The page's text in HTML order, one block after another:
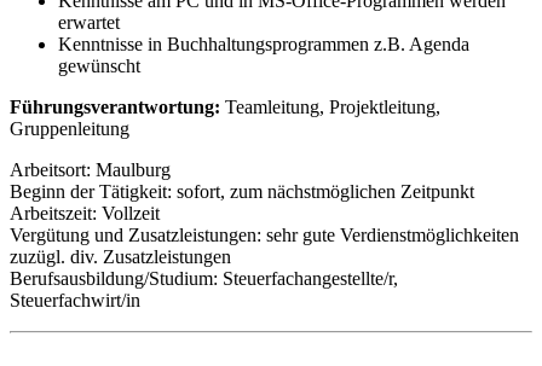
erwartet
Kenntnisse in Buchhaltungsprogrammen z.B. Agenda
gewünscht
Führungsverantwortung: Teamleitung, Projektleitung,
Gruppenleitung
Arbeitsort: Maulburg
Beginn der Tätigkeit: sofort, zum nächstmöglichen Zeitpunkt
Arbeitszeit: Vollzeit
Vergütung und Zusatzleistungen: sehr gute Verdienstmöglichkeiten
zuzügl. div. Zusatzleistungen
Berufsausbildung/Studium: Steuerfachangestellte/r,
Steuerfachwirt/in